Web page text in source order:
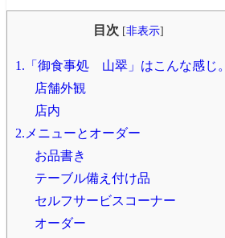
目次 [非表示]
1.「御食事処 山翠」はこんな感じ。
店舗外観
店内
2.メニューとオーダー
お品書き
テーブル備え付け品
セルフサービスコーナー
オーダー